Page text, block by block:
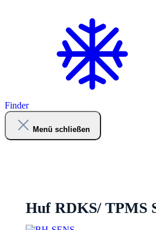
Finder
Menü schließen
Huf RDKS/ TPMS